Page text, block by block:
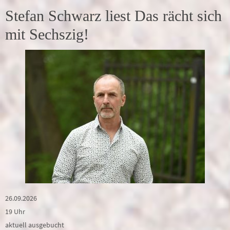
Stefan Schwarz liest Das rächt sich
mit Sechszig!
26.09.2026
19 Uhr
aktuell ausgebucht